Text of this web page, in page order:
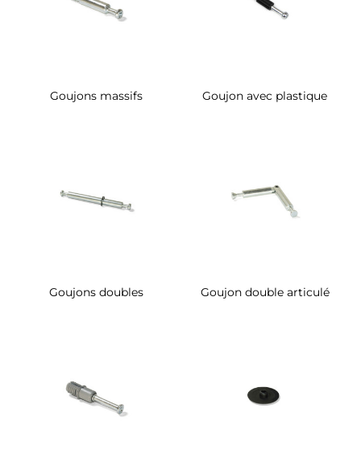
Goujons massifs Goujon avec plastique
Goujons doubles Goujon double articulé